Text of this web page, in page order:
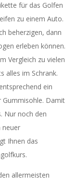
für das Golfen
zu einem Auto.
beherzigen, dann
erleben können.
Vergleich zu vielen
alles im Schrank.
ein
Gummisohle. Damit
Nur noch den
neuer
Ihnen das
allermeisten